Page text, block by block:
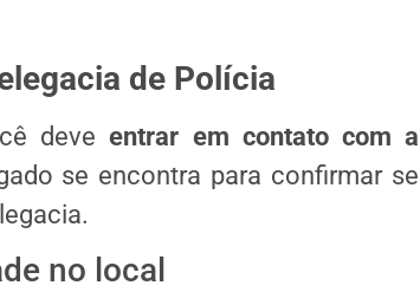
de Polícia
deveentrar em contato com a
se encontra para confirmar se
no local